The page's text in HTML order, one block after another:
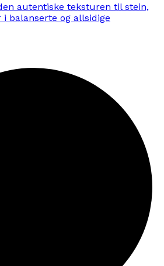
autentiske teksturen til stein,
balanserte og allsidige